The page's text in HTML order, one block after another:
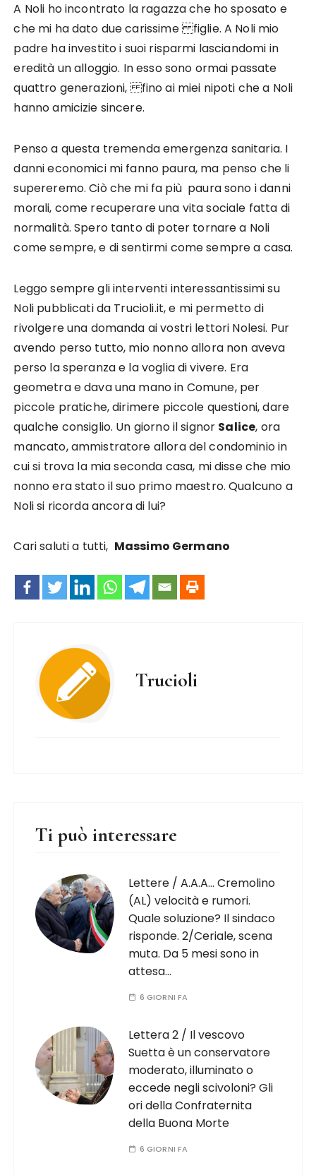
A Noli ho incontrato la ragazza che ho sposato e
che mi ha dato due carissime figlie. A Noli mio
padre ha investito i suoi risparmi lasciandomi in
eredità un alloggio. In esso sono ormai passate
quattro generazioni, fino ai miei nipoti che a Noli
hanno amicizie sincere.
Penso a questa tremenda emergenza sanitaria. I
danni economici mi fanno paura, ma penso che li
supereremo. Ciò che mi fa più paura sono i danni
morali, come recuperare una vita sociale fatta di
normalità. Spero tanto di poter tornare a Noli
come sempre, e di sentirmi come sempre a casa.
Leggo sempre gli interventi interessantissimi su
Noli pubblicati da Trucioli.it, e mi permetto di
rivolgere una domanda ai vostri lettori Nolesi. Pur
avendo perso tutto, mio nonno allora non aveva
perso la speranza e la voglia di vivere. Era
geometra e dava una mano in Comune, per
piccole pratiche, dirimere piccole questioni, dare
qualche consiglio. Un giorno il signor Salice, ora
mancato, ammistratore allora del condominio in
cui si trova la mia seconda casa, mi disse che mio
nonno era stato il suo primo maestro. Qualcuno a
Noli si ricorda ancora di lui?
Cari saluti a tutti, Massimo Germano
Trucioli
Ti può interessare
Lettere / A.A.A… Cremolino
(AL) velocità e rumori.
Quale soluzione? Il sindaco
risponde. 2/Ceriale, scena
muta. Da 5 mesi sono in
attesa…
6 GIORNI FA
Lettera 2 / Il vescovo
Suetta è un conservatore
moderato, illuminato o
eccede negli scivoloni? Gli
ori della Confraternita
della Buona Morte
6 GIORNI FA